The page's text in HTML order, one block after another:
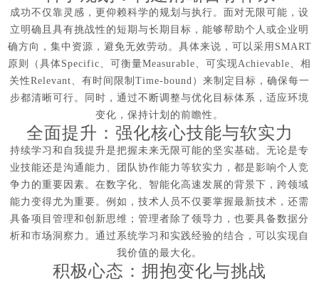
成功不仅靠灵感，更仰赖科学的规划与执行。面对无限可能，设
立明确且具有挑战性的短期与长期目标，能够帮助个人或企业明
确方向，集中资源，避免无效劳动。具体来说，可以采用SMART
原则（具体Specific、可衡量Measurable、可实现Achievable、相
关性Relevant、有时间限制Time-bound）来制定目标，确保每一
步都清晰可行。同时，通过不断调整与优化目标体系，适应环境
变化，保持计划的前瞻性。
全面提升：强化核心技能与软实力
持续学习和自我提升是把握未来无限可能的坚实基础。无论是专
业技能还是沟通能力、团队协作能力等软实力，都是影响个人竞
争力的重要因素。在数字化、智能化高速发展的背景下，跨领域
能力变得尤为重要。例如，技术人员不仅要掌握最新技术，还需
具备项目管理和创新思维；管理者除了领导力，也要具备数据分
析和市场洞察力。通过系统学习和实践经验的结合，可以实现自
我价值的最大化。
积极心态：拥抱变化与挑战